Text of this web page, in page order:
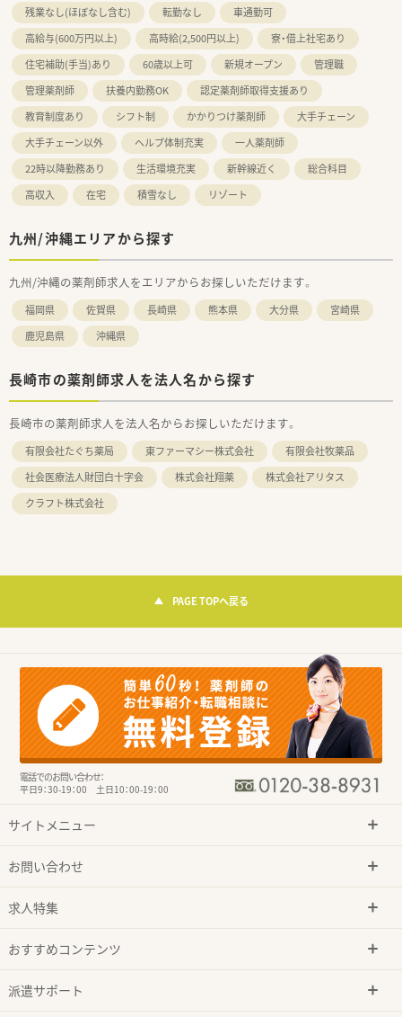
残業なし(ほぼなし含む)
転勤なし
車通勤可
高給与(600万円以上)
高時給(2,500円以上)
寮・借上社宅あり
住宅補助(手当)あり
60歳以上可 新規オープン
管理職
管理薬剤師
扶養内勤務OK
認定薬剤師取得支援あり
教育制度あり
シフト制 かかりつけ薬剤師
大手チェーン
大手チェーン以外
ヘルプ体制充実
一人薬剤師
22時以降勤務あり
生活環境充実 新幹線近く
総合科目
高収入
在宅 積雪なし リゾート
九州/沖縄エリアから探す
九州/沖縄の薬剤師求人をエリアからお探しいただけます。
福岡県 佐賀県 長崎県 熊本県 大分県
宮崎県
鹿児島県
沖縄県
長崎市の薬剤師求人を法人名から探す
長崎市の薬剤師求人を法人名からお探しいただけます。
有限会社たぐち薬局 東ファーマシー株式会社
有限会社牧薬品
社会医療法人財団白十字会
株式会社翔薬
株式会社アリタス
クラフト株式会社
PAGE TOPへ戻る
電話でのお問い合わせ：
平日9：30-19：00 土日10：00-19：00
サイトメニュー
お問い合わせ
求人特集
おすすめコンテンツ
派遣サポート